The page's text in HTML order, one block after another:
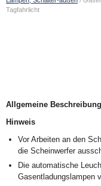
Tagfahrlicht
Allgemeine Beschreibung
Hinweis
Vor Arbeiten an den
die Scheinwerfer
Die automatische
Gasentladungslampen